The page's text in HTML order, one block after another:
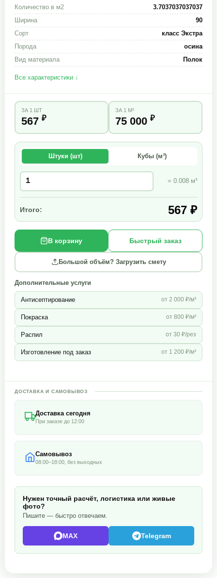
Количество в м2
3.7037037037037
Ширина
90
Сорт
класс Экстра
Порода
осина
Вид материала
Полок
Все характеристики ↓
ЗА 1 ШТ
567 ₽
ЗА 1 М³
75 000 ₽
Штуки (шт) Кубы (м³)
= 0.008 м³
Итого: 567 ₽
В корзину Быстрый заказ
Большой объём? Загрузить смету
Дополнительные услуги
Антисептирование от 2 000 ₽/м³
Покраска от 800 ₽/м²
Распил от 30 ₽/рез
Изготовление под заказ от 1 200 ₽/м³
ДОСТАВКА И САМОВЫВОЗ
Доставка сегодня
При заказе до 12:00
Самовывоз
08:00–18:00, без выходных
Нужен точный расчёт, логистика или живые
фото?
Пишите — быстро отвечаем.
MAX Telegram